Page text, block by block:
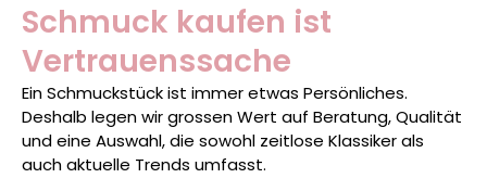
Schmuck kaufen ist
Vertrauenssache
Ein Schmuckstück ist immer etwas Persönliches.
Deshalb legen wir grossen Wert auf Beratung, Qualität
und eine Auswahl, die sowohl zeitlose Klassiker als
auch aktuelle Trends umfasst.